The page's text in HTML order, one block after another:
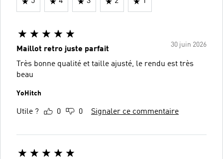
30 juin 2026
Maillot retro juste parfait
Très bonne qualité et taille ajusté, le rendu est très
beau
YoHitch
Utile ? 0 0 Signaler ce commentaire